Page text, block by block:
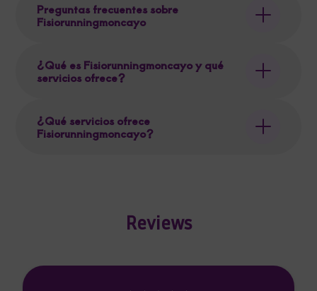
Preguntas frecuentes sobre
Fisiorunningmoncayo
¿Qué es Fisiorunningmoncayo y qué
servicios ofrece?
¿Qué servicios ofrece
Fisiorunningmoncayo?
Reviews